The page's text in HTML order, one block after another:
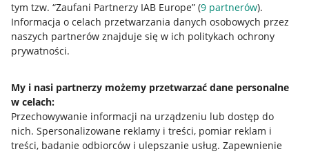
tym tzw. “Zaufani Partnerzy IAB Europe” (9 partnerów).
Informacja o celach przetwarzania danych osobowych przez
naszych partnerów znajduje się w ich politykach ochrony
prywatności.
My i nasi partnerzy możemy przetwarzać dane personalne
w celach:
Przechowywanie informacji na urządzeniu lub dostęp do
nich. Spersonalizowane reklamy i treści, pomiar reklam i
treści, badanie odbiorców i ulepszanie usług. Zapewnienie
Przydatne informacje
Jak to działa
Allegro Gadane dla sprzedających
Allegro Gadane dla kupujących
Mapa miejscowości